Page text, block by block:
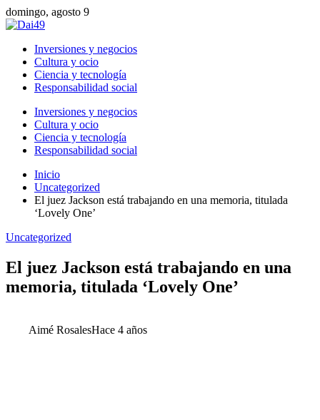
domingo, agosto 9
Inversiones y negocios
Cultura y ocio
Ciencia y tecnología
Responsabilidad social
Inversiones y negocios
Cultura y ocio
Ciencia y tecnología
Responsabilidad social
Inicio
Uncategorized
El juez Jackson está trabajando en una memoria, titulada
‘Lovely One’
Uncategorized
El juez Jackson está trabajando en una
memoria, titulada ‘Lovely One’
Aimé RosalesHace 4 años